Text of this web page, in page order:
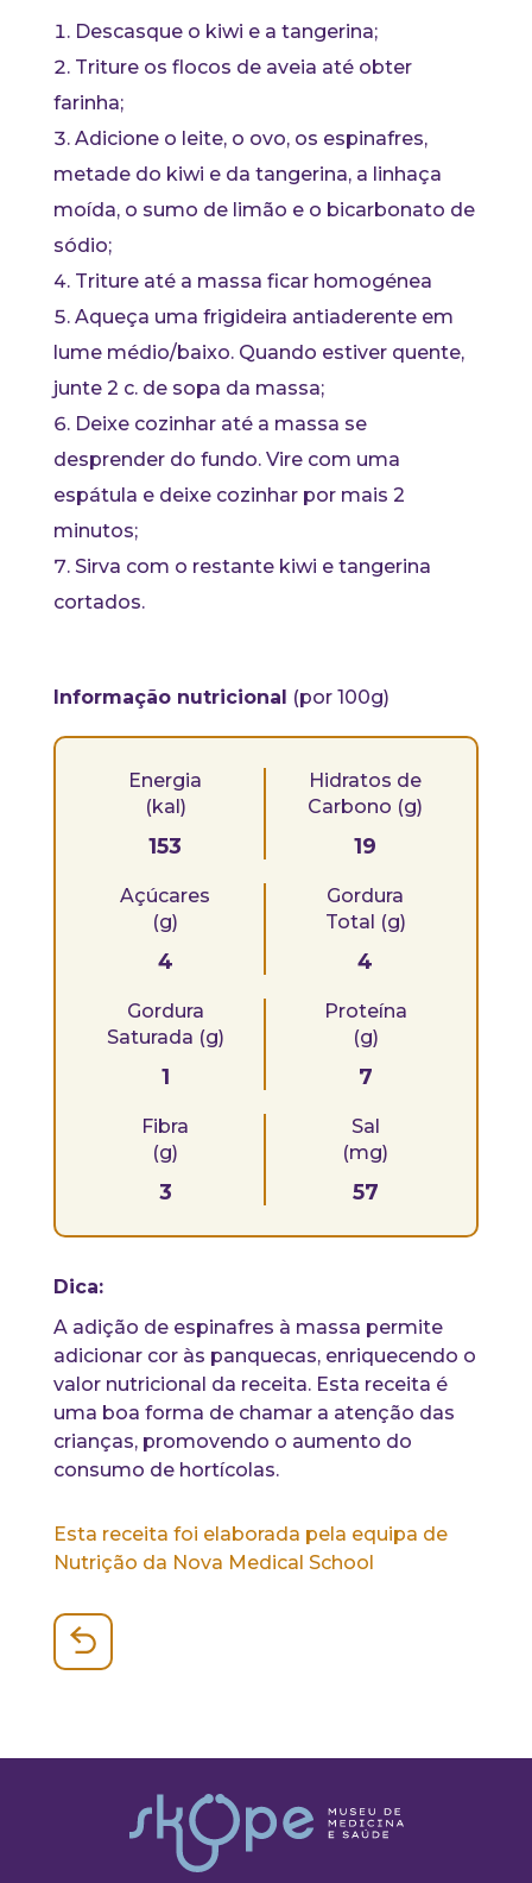
Descasque o kiwi e a tangerina;
Triture os flocos de aveia até obter
farinha;
Adicione o leite, o ovo, os espinafres,
metade do kiwi e da tangerina, a linhaça
moída, o sumo de limão e o bicarbonato de
sódio;
Triture até a massa ficar homogénea
Aqueça uma frigideira antiaderente em
lume médio/baixo. Quando estiver quente,
junte 2 c. de sopa da massa;
Deixe cozinhar até a massa se
desprender do fundo. Vire com uma
espátula e deixe cozinhar por mais 2
minutos;
Sirva com o restante kiwi e tangerina
cortados.
Informação nutricional (por 100g)
Energia
(kal)
153
Hidratos de
Carbono (g)
19
Açúcares
(g)
4
Gordura
Total (g)
4
Gordura
Saturada (g)
1
Proteína
(g)
7
Fibra
(g)
3
Sal
(mg)
57
Dica:
A adição de espinafres à massa permite
adicionar cor às panquecas, enriquecendo o
valor nutricional da receita. Esta receita é
uma boa forma de chamar a atenção das
crianças, promovendo o aumento do
consumo de hortícolas.
Esta receita foi elaborada pela equipa de
Nutrição da Nova Medical School